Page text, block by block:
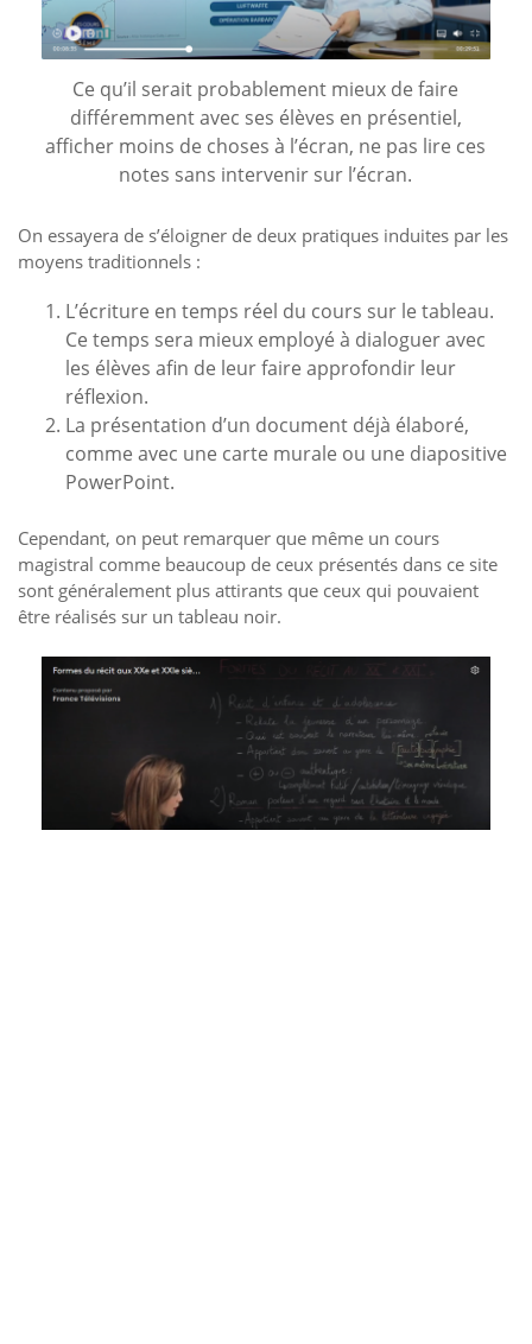
Ce qu’il serait probablement mieux de faire
différemment avec ses élèves en présentiel,
afficher moins de choses à l’écran, ne pas lire ces
notes sans intervenir sur l’écran.
On essayera de s’éloigner de deux pratiques induites par les
moyens traditionnels :
L’écriture en temps réel du cours sur le tableau.
Ce temps sera mieux employé à dialoguer avec
les élèves afin de leur faire approfondir leur
réflexion.
La présentation d’un document déjà élaboré,
comme avec une carte murale ou une diapositive
PowerPoint.
Cependant, on peut remarquer que même un cours
magistral comme beaucoup de ceux présentés dans ce site
sont généralement plus attirants que ceux qui pouvaient
être réalisés sur un tableau noir.